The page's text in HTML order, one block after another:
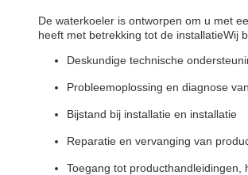
De waterkoeler is ontworpen om u met
heeft met betrekking tot de installatieWij
Deskundige technische
Probleemoplossing en diagnose
Bijstand bij installatie en installatie
Reparatie en vervanging van
Toegang tot producthandleidingen,